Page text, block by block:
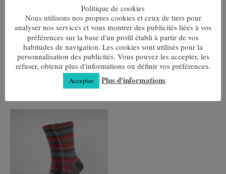
Losange Gris
7,80€
Choix des options
être
choisies
sur
la
page
de
produit
Multirayures Orange-Vert
7,80€
Choix des options
choisies
sur
la
page
de
produit
options
Politique de cookies
Nous utilisons nos propres cookies et ceux de tiers pour
analyser nos services et vous montrer des publicités liées à vos
préférences sur la base d'un profil établi à partir de vos
habitudes de navigation. Les cookies sont utilisés pour la
personnalisation des publicités. Vous pouvez les accepter, les
refuser, obtenir plus d'informations ou définir vos préférences.
Accepter Plus d'informations